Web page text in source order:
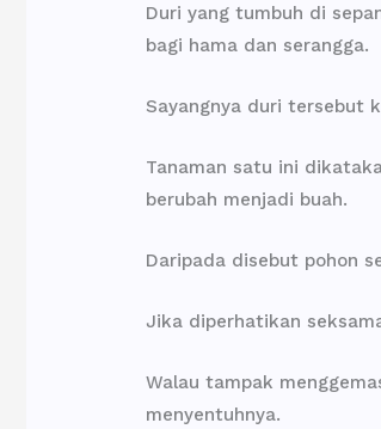
Duri yang tumbuh di
bagi hama dan serangga.
Sayangnya duri tersebut
Tanaman satu ini
berubah menjadi buah.
Daripada disebut pohon
Jika diperhatikan
Walau tampak
menyentuhnya.